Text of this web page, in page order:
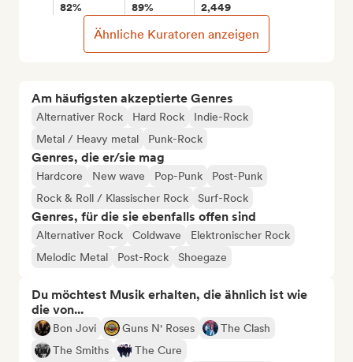
Am häufigsten akzeptierte Genres
Alternativer Rock Hard Rock
Indie-Rock
Metal / Heavy metal
Punk-Rock
Genres, die er/sie mag
Hardcore New wave Pop-Punk
Post-Punk
Rock & Roll / Klassischer Rock
Surf-Rock
Genres, für die sie ebenfalls offen sind
Alternativer Rock Coldwave
Elektronischer Rock
Melodic Metal
Post-Rock Shoegaze
Du möchtest Musik erhalten, die ähnlich ist wie
die von...
Bon Jovi Guns N' Roses
The Clash
The Smiths
The Cure
82% 89% 2,449
Ähnliche Kuratoren anzeigen